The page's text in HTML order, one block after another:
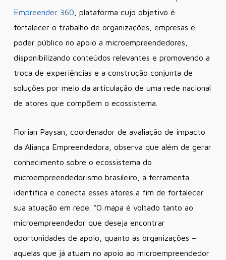
Empreender 360 , plataforma cujo objetivo é
fortalecer o trabalho de organizações, empresas e
poder público no apoio a microempreendedores,
disponibilizando conteúdos relevantes e promovendo a
troca de experiências e a construção conjunta de
soluções por meio da articulação de uma rede nacional
de atores que compõem o ecossistema.
Florian Paysan, coordenador de avaliação de impacto
da Aliança Empreendedora, observa que além de gerar
conhecimento sobre o ecossistema do
microempreendedorismo brasileiro, a ferramenta
identifica e conecta esses atores a fim de fortalecer
sua atuação em rede. “O mapa é voltado tanto ao
microempreendedor que deseja encontrar
oportunidades de apoio, quanto às organizações –
aquelas que já atuam no apoio ao microempreendedor